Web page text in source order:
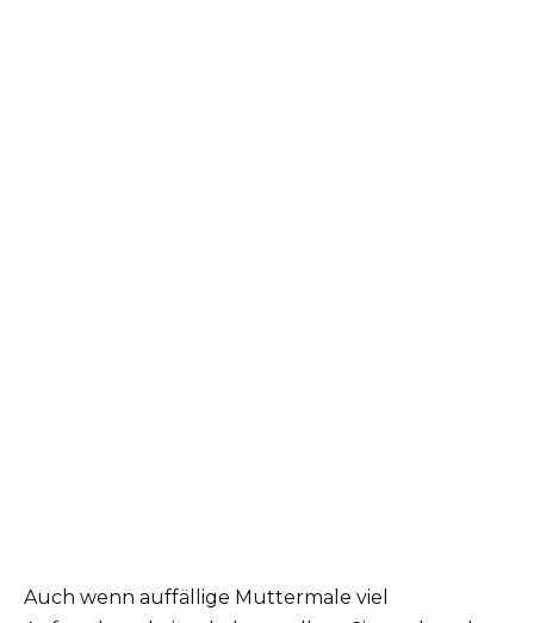
Auch wenn auffällige Muttermale viel